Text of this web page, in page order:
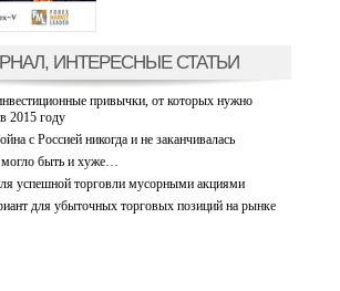
ИНТЕРЕСНЫЕ СТАТЬИ
привычки, от которых нужно
2015 году
с Россией никогда и не заканчивалась
быть и хуже…
успешной торговли мусорными акциями
для убыточных торговых позиций на рынке